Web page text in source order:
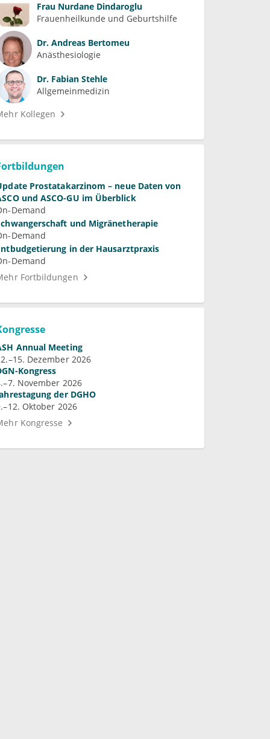
Frau Nurdane Dindaroglu
Frauenheilkunde und Geburtshilfe
Dr. Andreas Bertomeu
Anästhesiologie
Dr. Fabian Stehle
Allgemeinmedizin
Kollegen
Prostatakarzinom – neue Daten von
und ASCO-GU im Überblick
Demand
und Migränetherapie
Demand
in der Hausarztpraxis
Demand
Fortbildungen
Annual Meeting
Dezember 2026
Kongress
November 2026
der DGHO
Oktober 2026
Kongresse